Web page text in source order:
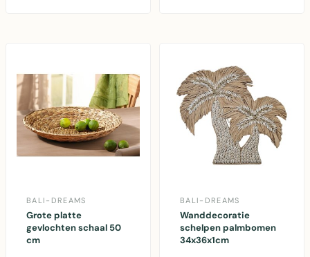
BALI-DREAMS
Grote platte
gevlochten schaal 50
cm
BALI-DREAMS
Wanddecoratie
schelpen palmbomen
34x36x1cm